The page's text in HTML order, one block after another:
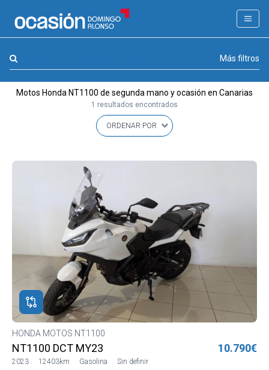
FILTROS
APPROVED
Combustible y cambio (0)
Precio y cuota (0)
Carrocería, año y Kms.
Más filtros
Motos Honda NT1100 de segunda mano y ocasión en Canarias
1 resultados encontrados
HONDA MOTOS NT1100
NT1100 DCT MY23
2023 12403km Gasolina Sin definir
10.790€